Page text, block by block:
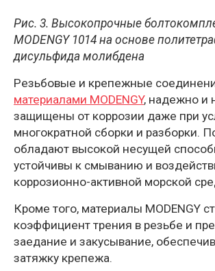
Рис. 3. Высокопрочные
MODENGY 1014 на основе
дисульфида молибдена
Резьбовые и крепежные
материалами MODENGY, надежно и
защищены от коррозии даже при
многократной сборки и разборки.
обладают высокой несущей
устойчивы к смыванию и
коррозионно-активной морской
Кроме того, материалы MODENGY
коэффициент трения в резьбе и
заедание и закусывание,
затяжку крепежа.